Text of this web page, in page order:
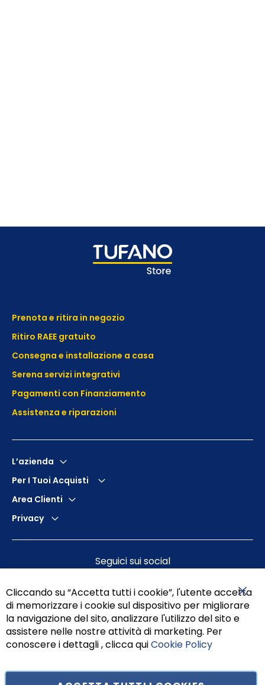
Prenota e ritira in negozio
Ritiro RAEE gratuito
Consegna e installazione a casa
Serena servizi integrativi
Pagamenti con Finanziamento
Assistenza e riparazioni
L’azienda
Per I Tuoi Acquisti
Area Clienti
Privacy
Seguici sui social
Cliccando su “Accetta tutti i cookie”, l'utente accetta
di memorizzare i cookie sul dispositivo per migliorare
la navigazione del sito, analizzare l'utilizzo del sito e
assistere nelle nostre attività di marketing. Per
conoscere i dettagli , clicca quiCookie Policy